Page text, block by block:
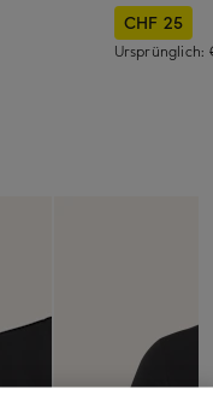
CHF 25
Ursprünglich: